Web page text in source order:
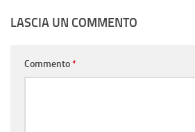
LASCIA UN COMMENTO
Commento*